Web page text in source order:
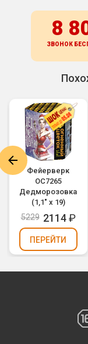
8
ЗВОНОК
Фейерверк
ОС7265
Дедморозовка
(1,1" х 19)
5229 2114₽
ПЕРЕЙТИ